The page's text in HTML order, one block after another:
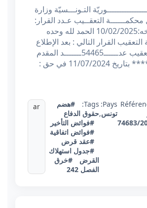
التـونـــسيّة وزارة
محكمــــــة التعقــيب عـدد القرار:
74683 تـاريـــخه:10/02/2025 الحمد لله وحده
القرار التالي : بعد الإطلاع
على مطلب التعقيب عدــــــ54465ـــــــد المقدم
من الأستاذة ***** بتاريخ 11/07/2024 في حق :
74683/
Pays:
تونس,
Tags:
#هضم
حقوق الدفاع
#فوائض التأخير
#فوائض اتفاقية
#عقد قرض
#جدول استهلاك
القرض
#خرق
الفصل 242
ar